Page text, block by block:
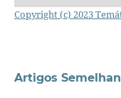
Copyright (c) 2023
Artigos